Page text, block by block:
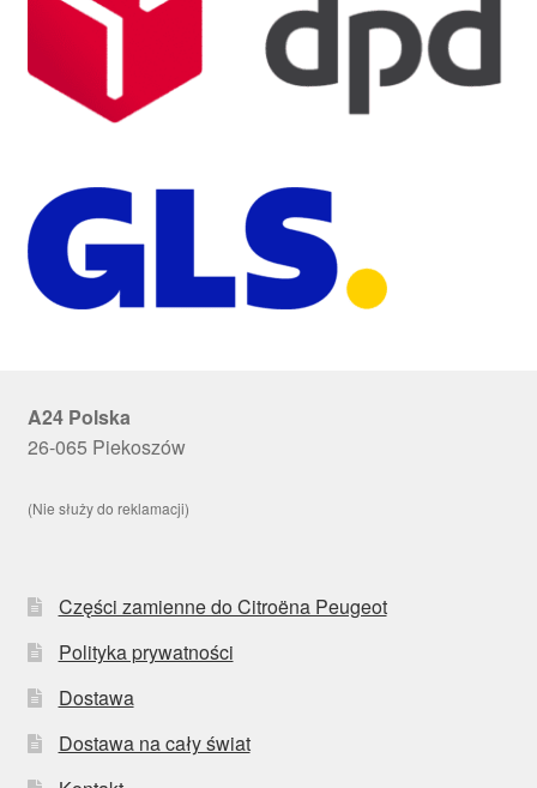
A24 Polska
26-065 Piekoszów
(Nie służy do reklamacji)
Części zamienne do Citroëna Peugeot
Polityka prywatności
Dostawa
Dostawa na cały świat